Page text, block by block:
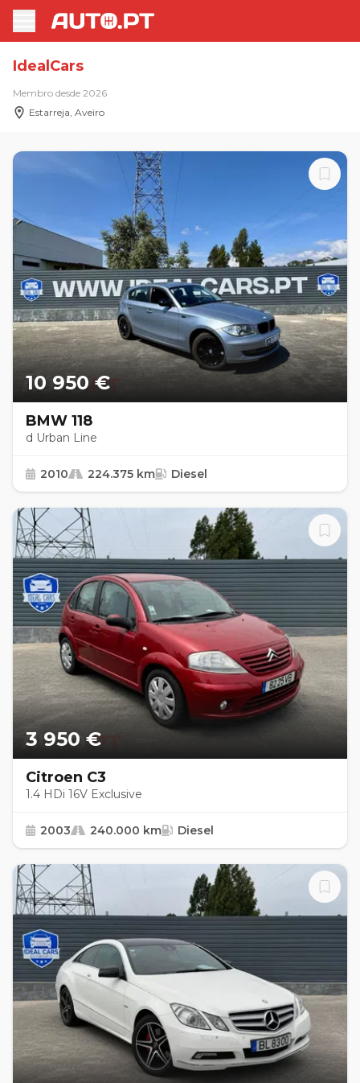
IdealCars
Membro desde 2026
Estarreja, Aveiro
10 950 €
BMW 118
d Urban Line
2010 224.375 km Diesel
3 950 €
Citroen C3
1.4 HDi 16V Exclusive
2003 240.000 km Diesel